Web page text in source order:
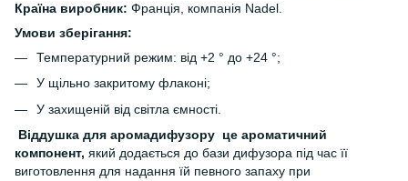
Країна виробник: Франція, компанія Nadel.
Умови зберігання:
Температурний режим: від +2 ° до +24 °;
У щільно закритому флаконі;
У захищеній від світла ємності.
Віддушка для аромадифузору це ароматичний
компонент, який додається до бази дифузора під час її
виготовлення для надання їй певного запаху при